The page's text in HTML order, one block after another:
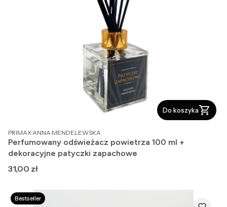
Do koszyka
PRODUCENT
PRIMAX ANNA MENDELEWSKA
Perfumowany odświeżacz powietrza 100 ml +
dekoracyjne patyczki zapachowe
Cena
31,00 zł
Bestseller